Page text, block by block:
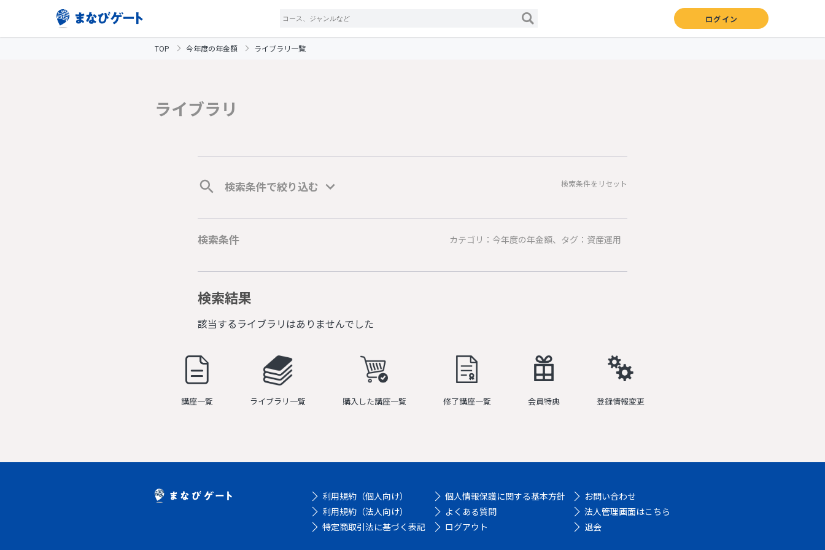
ログイン
TOP 今年度の年金額 ライブラリ一覧
ライブラリ
検索条件で絞り込む 検索条件をリセット
検索条件 カテゴリ：今年度の年金額、タグ：資産運用
検索結果
該当するライブラリはありませんでした
講座一覧 ライブラリ一覧 購入した講座一覧 修了講座一覧 会員特典 登録情報変更
利用規約（個人向け）
利用規約（法人向け）
特定商取引法に基づく表記
個人情報保護に関する基本方針
よくある質問
ログアウト
お問い合わせ
法人管理画面はこちら
退会